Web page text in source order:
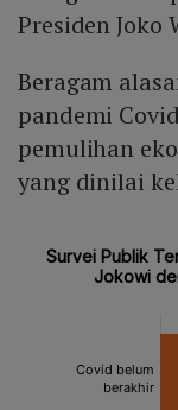
Presiden Joko
Beragam
pandemi
pemulihan
yang dinilai